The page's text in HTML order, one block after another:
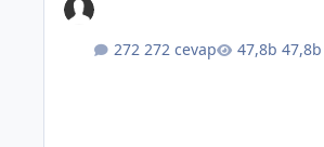
272 cevap